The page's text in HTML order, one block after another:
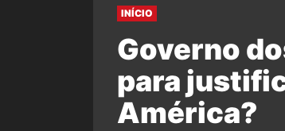
INÍCIO
Governo
para
América?